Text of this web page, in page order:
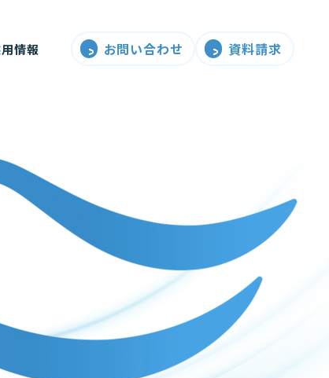
情報 お問い合わせ 資料請求